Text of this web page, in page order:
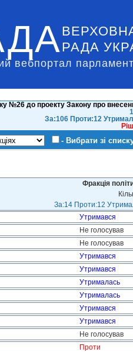
РАДА
вебпортал
№26 до проекту Закону про
За:106 Проти:12
- Вибрати зі
Фракція
За:14 Проти:12
Утримався
Не голосував
Не голосував
Утримався
Утримався
Утрималась
Утрималась
Утримався
Утримався
Не голосував
Проти